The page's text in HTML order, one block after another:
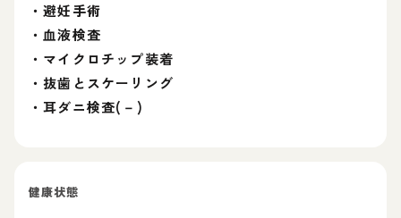
・避妊手術
・血液検査
・マイクロチップ装着
・抜歯とスケーリング
・耳ダニ検査(－)
健康状態